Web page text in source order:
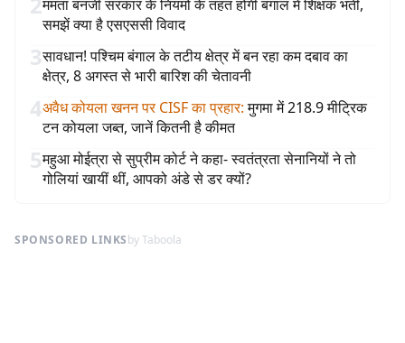
ममता बनर्जी सरकार के नियमों के तहत होगी बंगाल में शिक्षक भर्ती,
समझें क्या है एसएससी विवाद
3सावधान! पश्चिम बंगाल के तटीय क्षेत्र में बन रहा कम दबाव का
क्षेत्र, 8 अगस्त से भारी बारिश की चेतावनी
4अवैध कोयला खनन पर CISF का प्रहार: मुगमा में 218.9 मीट्रिक
टन कोयला जब्त, जानें कितनी है कीमत
5महुआ मोईत्रा से सुप्रीम कोर्ट ने कहा- स्वतंत्रता सेनानियों ने तो
गोलियां खायीं थीं, आपको अंडे से डर क्यों?
SPONSORED LINKSby Taboola